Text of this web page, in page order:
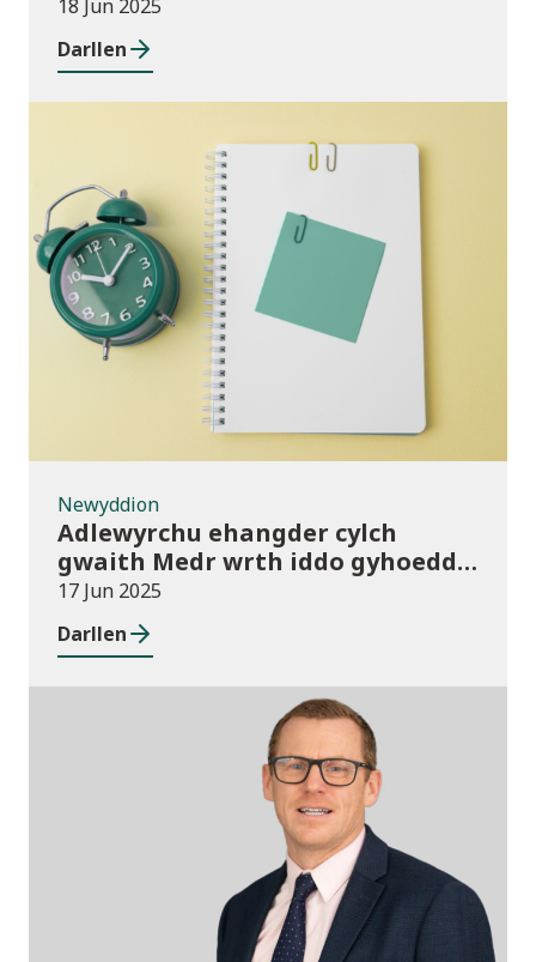
18 Jun 2025
Darllen
Newyddion
Newyddion
Adlewyrchu ehangder cylch
gwaith Medr wrth iddo gyhoeddi
ei Gynllun Gweithredol cyntaf
17 Jun 2025
Darllen
Newyddion